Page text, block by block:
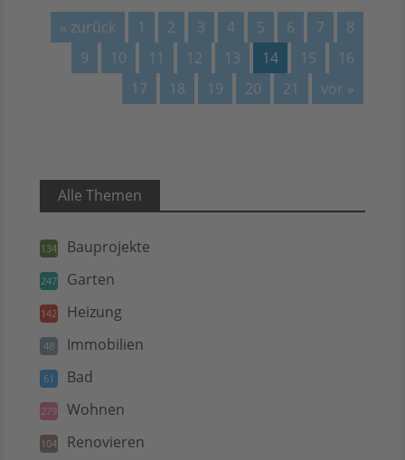
« zurück 1 2 3 4 5 6 7
8
9
10 11 12 13 14 15
16
17
18 19 20 21 vor »
Alle Themen
134 Bauprojekte
247 Garten
142 Heizung
48 Immobilien
61 Bad
279 Wohnen
104 Renovieren